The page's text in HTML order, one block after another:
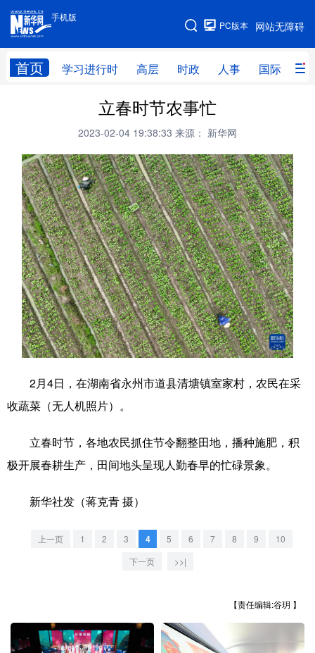
手机版
网站无障碍
PC版本
首页 学习进行时 高层 时政 人事 国际 财
手机版
网站地图
高层 时政
财经 网评
台湾 思客智库 全球连线 教育
科技 科创 量子 体育
文化 书画 健康 军事
访谈 视频 图片 政务
法律 中央文件 金融 汽车
食品 人居 信息化 数字经济
学术中国 乡村振兴 银龄 溯源中国
彩票 娱乐
文化产业
北京 天津 河北
江西
山东 河南 湖北
立春时节农事忙
2023-02-04 19:38:33 来源： 新华网
2月4日，在湖南省永州市道县清塘镇室家村，农民在采
收蔬菜（无人机照片）。
立春时节，各地农民抓住节令翻整田地，播种施肥，积
极开展春耕生产，田间地头呈现人勤春早的忙碌景象。
新华社发（蒋克青 摄）
上一页 1 2 3 4 5 6 7 8 9
10
下一页
>>|
【责任编辑:谷玥 】